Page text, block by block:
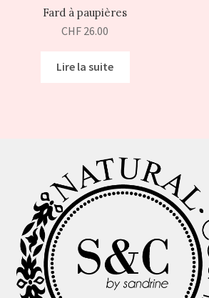
Fard à paupières
CHF 26.00
Lire la suite